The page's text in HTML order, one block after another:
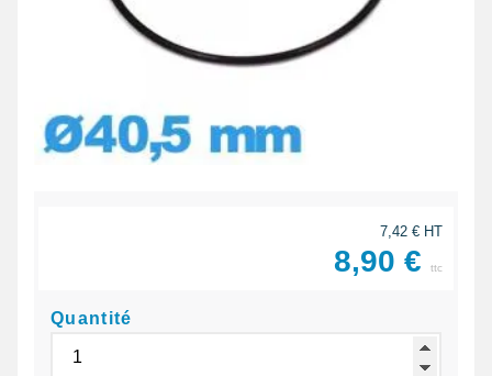
7,42 € HT
8,90 € ttc
Quantité